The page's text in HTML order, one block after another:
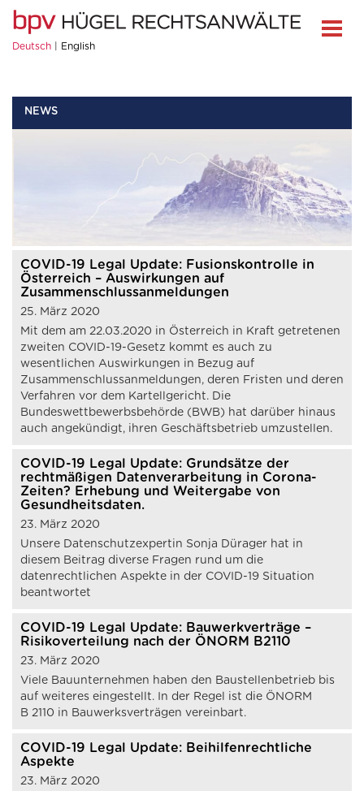
Deutsch English
NEWS
COVID-19 Legal Update: Fusionskontrolle in
Österreich – Auswirkungen auf
Zusammenschlussanmeldungen
25. März 2020
Mit dem am 22.03.2020 in Österreich in Kraft getretenen
zweiten COVID-19-Gesetz kommt es auch zu
wesentlichen Auswirkungen in Bezug auf
Zusammenschlussanmeldungen, deren Fristen und deren
Verfahren vor dem Kartellgericht. Die
Bundeswettbewerbsbehörde (BWB) hat darüber hinaus
auch angekündigt, ihren Geschäftsbetrieb umzustellen.
COVID-19 Legal Update: Grundsätze der
rechtmäßigen Datenverarbeitung in Corona-
Zeiten? Erhebung und Weitergabe von
Gesundheitsdaten.
23. März 2020
Unsere Datenschutzexpertin Sonja Dürager hat in
diesem Beitrag diverse Fragen rund um die
datenrechtlichen Aspekte in der COVID-19 Situation
beantwortet
COVID-19 Legal Update: Bauwerkverträge –
Risikoverteilung nach der ÖNORM B2110
23. März 2020
Viele Bauunternehmen haben den Baustellenbetrieb bis
auf weiteres eingestellt. In der Regel ist die ÖNORM
B 2110 in Bauwerksverträgen vereinbart.
COVID-19 Legal Update: Beihilfenrechtliche
Aspekte
23. März 2020